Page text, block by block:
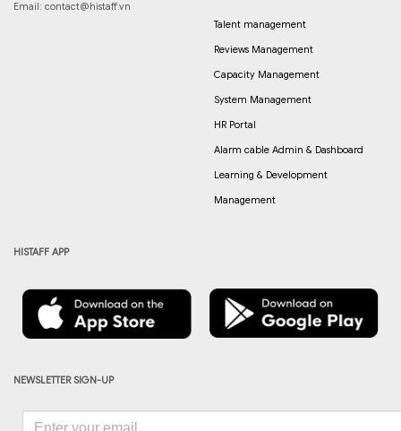
Email: contact@histaff.vn
Talent management
Reviews Management
Capacity Management
System Management
HR Portal
Alarm cable Admin & Dashboard
Learning & Development
Management
HISTAFF APP
NEWSLETTER SIGN-UP